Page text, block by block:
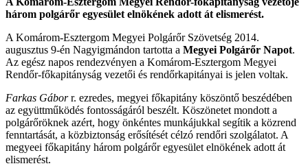
három polgárőr egyesület elnökének adott át elismerést.
A Komárom-Esztergom Megyei Polgárőr Szövetség 2014.
augusztus 9-én Nagyigmándon tartotta a Megyei Polgárőr Napot.
Az egész napos rendezvényen a Komárom-Esztergom Megyei
Rendőr-főkapitányság vezetői és rendőrkapitányai is jelen voltak.
Farkas Gáborr. ezredes, megyei főkapitány köszöntő beszédében
az együttműködés fontosságáról beszélt. Köszönetet mondott a
polgárőröknek azért, hogy önkéntes munkájukkal segítik a közrend
fenntartását, a közbiztonság erősítését célzó rendőri szolgálatot. A
megyeei főkapitány három polgárőr egyesület elnökének adott át
elismerést.